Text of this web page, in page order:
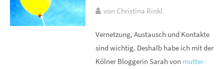
von Christina Rinkl
Vernetzung, Austausch und Kontakte
sind wichtig. Deshalb habe ich mit der
Kölner Bloggerin Sarah von mutter-